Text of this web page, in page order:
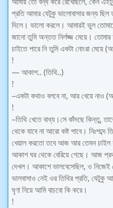
প্রতি আমার যেটুকু ভালোবাসার জন্য ছিল
দিলে। ভালো করলে। আমারই ভুল
জানো তুমি অন্তত নির্লজ্জ মেয়ে।
চাইতে পারে নি তুমি একটা নোংরা মেয়ে
!
— আকাশ.. (তিথি..)
!
–একটা কথাও বলবে না, আর খেয়ে নাও
!
–তিথি খেতে বাধ্য।সে কাঁদছে কিন্তু,
থেকে যাবে না আরো কষ্ট পাবে।
খেয়াল করতো তবে আজ আর তেমন চাইল
আকাশ ঘর থেকে বেরিয়ে গেছে। আজ
দেখল। আকাশে ভালবেসেছিল, ও
ভালবাসাও নেই ওর তিথির প্রতি, যেটুকু
ঘৃণা নিয়ে আমি বাচবো কি করে।
!